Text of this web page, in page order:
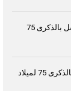
جوجل تحتفل بالذكرى 75
جوجل تحتفل بالذكرى 75 لميلاد